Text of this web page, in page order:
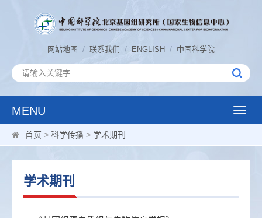
网站地图 / 联系我们 / ENGLISH / 中国科学院
MENU
Toggle
首页 > 科学传播 > 学术期刊
学术期刊